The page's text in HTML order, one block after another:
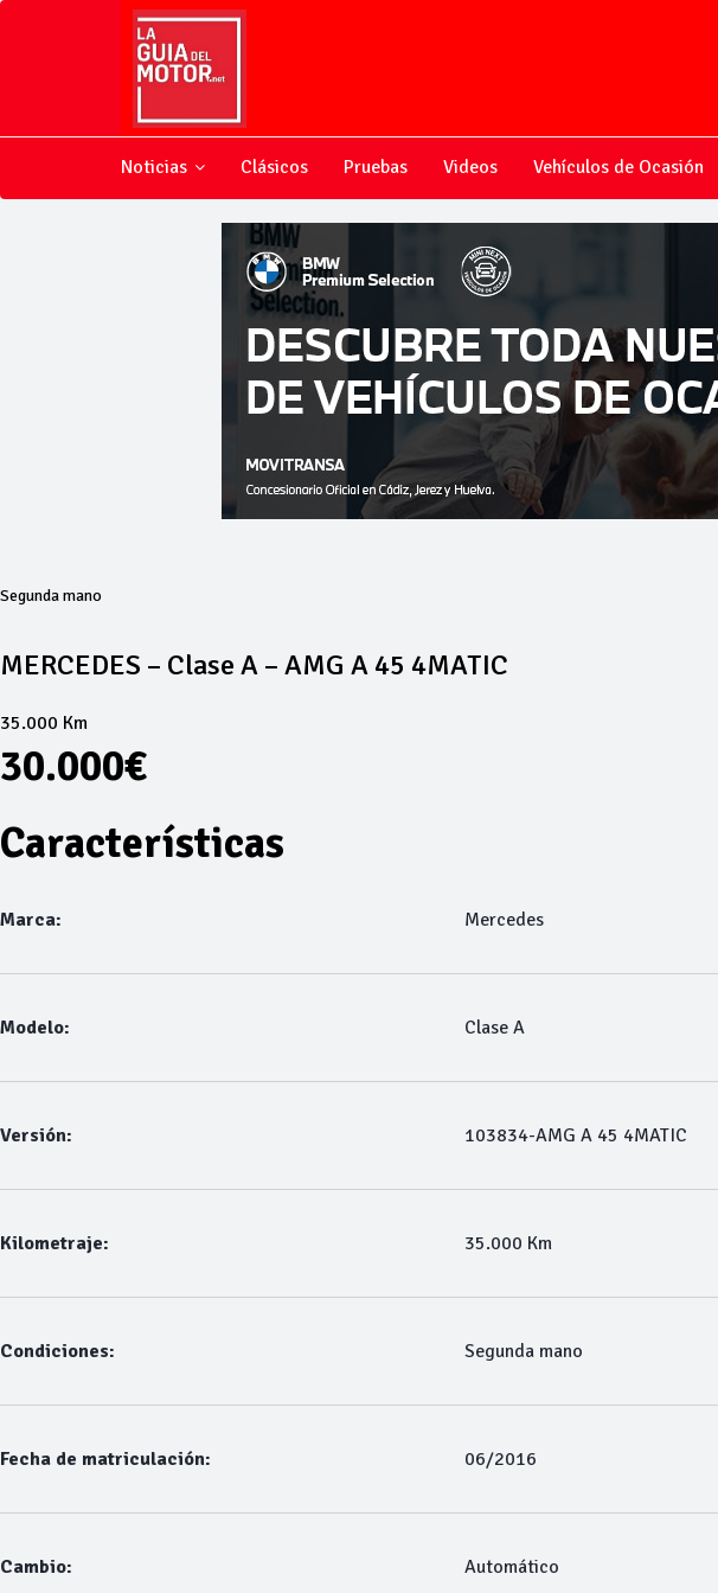
Noticias Clásicos Pruebas Videos Vehículos de Ocasión
Segunda mano
MERCEDES – Clase A – AMG A 45 4MATIC
35.000 Km
30.000€
Características
Marca: Mercedes
Modelo: Clase A
Versión: 103834-AMG A 45 4MATIC
Kilometraje: 35.000 Km
Condiciones: Segunda mano
Fecha de matriculación: 06/2016
Cambio: Automático